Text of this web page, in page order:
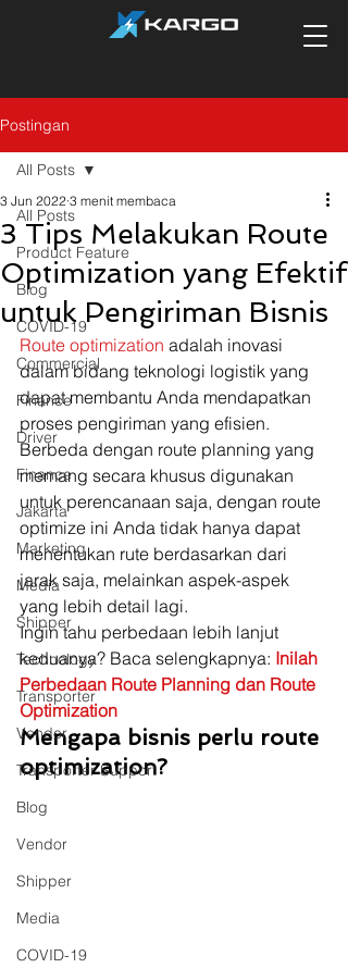
Postingan
All Posts
Product Feature
Blog
COVID-19
Commercial
Finance
Driver
Finance
Jakarta
Marketing
Media
Shipper
Technology
Transporter
Vendor
Transporter Support
Blog
Vendor
Shipper
Media
COVID-19
All Posts
3 Tips Melakukan Route
Optimization yang Efektif
untuk Pengiriman Bisnis
3 Jun 2022 3 menit membaca
Route optimization adalah inovasi
dalam bidang teknologi logistik yang
dapat membantu Anda mendapatkan
proses pengiriman yang efisien.
Berbeda dengan route planning yang
memang secara khusus digunakan
untuk perencanaan saja, dengan route
optimize ini Anda tidak hanya dapat
menentukan rute berdasarkan dari
jarak saja, melainkan aspek-aspek
yang lebih detail lagi.
Ingin tahu perbedaan lebih lanjut
keduanya? Baca selengkapnya: Inilah
Perbedaan Route Planning dan Route
Optimization
Mengapa bisnis perlu route
optimization?